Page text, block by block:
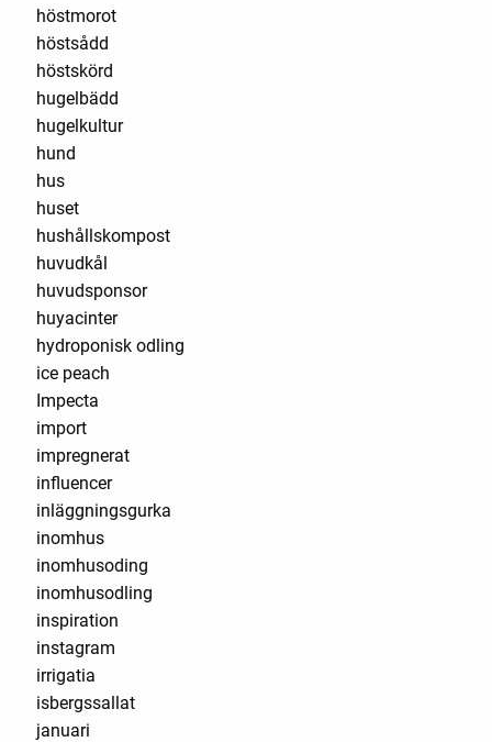
höstmorot
höstsådd
höstskörd
hugelbädd
hugelkultur
hund
hus
huset
hushållskompost
huvudkål
huvudsponsor
huyacinter
hydroponisk odling
ice peach
Impecta
import
impregnerat
influencer
inläggningsgurka
inomhus
inomhusoding
inomhusodling
inspiration
instagram
irrigatia
isbergssallat
januari